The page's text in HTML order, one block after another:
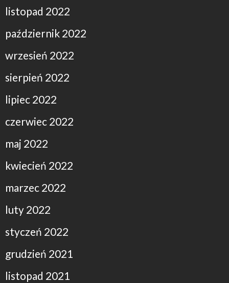
listopad 2022
październik 2022
wrzesień 2022
sierpień 2022
lipiec 2022
czerwiec 2022
maj 2022
kwiecień 2022
marzec 2022
luty 2022
styczeń 2022
grudzień 2021
listopad 2021